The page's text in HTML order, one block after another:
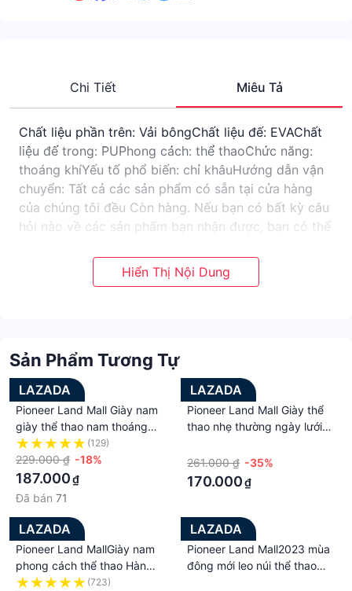
Chi Tiết Miêu Tả
Chất liệu phần trên: Vải bôngChất liệu đế: EVAChất
liệu đế trong: PUPhong cách: thể thaoChức năng:
thoáng khíYếu tố phổ biến: chỉ khâuHướng dẫn vận
chuyển: Tất cả các sản phẩm có sẵn tại cửa hàng
của chúng tôi đều Còn hàng. Nếu bạn có bất kỳ câu
hỏi nào về các sản phẩm bạn nhận được, bạn có thể
hệ lại với bạn sớm nhất có thể. Nếu khách hàng hài
lòng với sản phẩm này, khách hàng có thể đánh giá
Sản Phẩm Tương Tự
LAZADA
Pioneer Land Mall Giày nam
giày thể thao nam thoáng
khí hợp thời trang giày mới
giày thể thao phong cách
hàn quốc xu hướng sinh viên
giày nam
(129)
229.000 ₫ -18%
187.000₫
Đã bán 71
LAZADA
Pioneer Land Mall Giày thể
thao nhẹ thường ngày lưới
thu 2023
261.000 ₫ -35%
170.000₫
LAZADA
Pioneer Land MallGiày nam
phong cách thể thao Hàn
Quốc thoáng khí thời trang
(723)
LAZADA
Pioneer Land Mall2023 mùa
đông mới leo núi thể thao